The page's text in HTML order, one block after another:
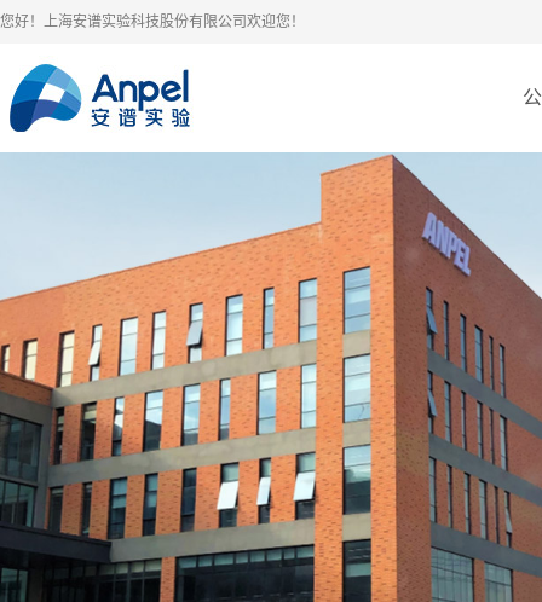
您好！上海安谱实验科技股份有限公司欢迎您！